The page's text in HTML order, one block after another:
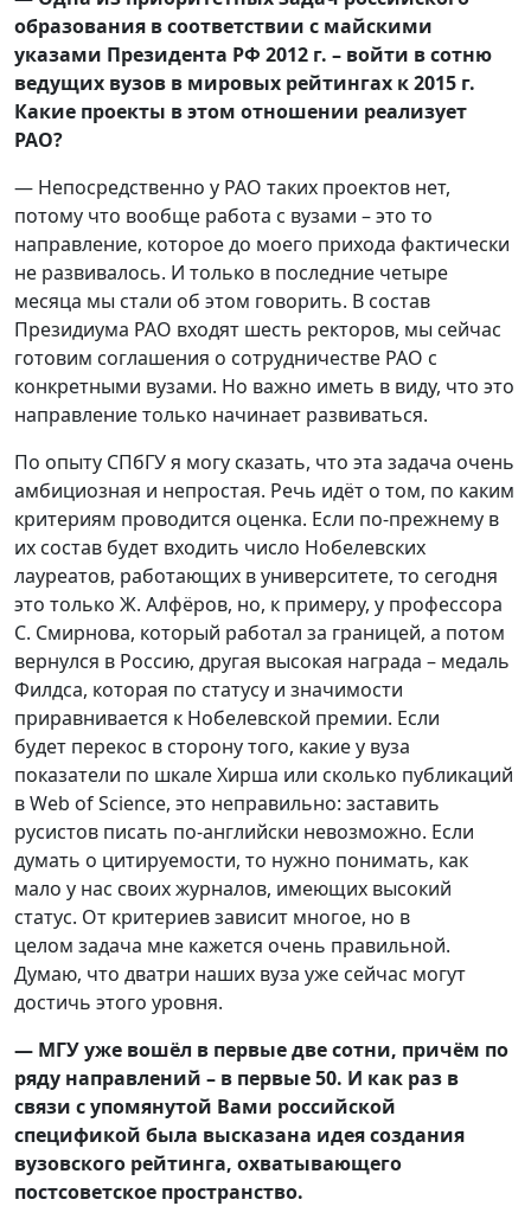
образования в соответствии с майскими
указами Президента РФ 2012 г. – войти в сотню
ведущих вузов в мировых рейтингах к 2015 г.
Какие проекты в этом отношении реализует
РАО?
— Непосредственно у РАО таких проектов нет,
потому что вообще работа с вузами – это то
направление, которое до моего прихода фактически
не развивалось. И только в последние четыре
месяца мы стали об этом говорить. В состав
Президиума РАО входят шесть ректоров, мы сейчас
готовим соглашения о сотрудничестве РАО с
конкретными вузами. Но важно иметь в виду, что это
направление только начинает развиваться.
По опыту СПбГУ я могу сказать, что эта задача очень
амбициозная и непростая. Речь идёт о том, по каким
критериям проводится оценка. Если по-прежнему в
их состав будет входить число Нобелевских
лауреатов, работающих в университете, то сегодня
это только Ж. Алфёров, но, к примеру, у профессора
С. Смирнова, который работал за границей, а потом
вернулся в Россию, другая высокая награда – медаль
Филдса, которая по статусу и значимости
приравнивается к Нобелевской премии. Если
будет перекос в сторону того, какие у вуза
показатели по шкале Хирша или сколько публикаций
в Web of Science, это неправильно: заставить
русистов писать по-английски невозможно. Если
думать о цитируемости, то нужно понимать, как
мало у нас своих журналов, имеющих высокий
статус. От критериев зависит многое, но в
целом задача мне кажется очень правильной.
Думаю, что дватри наших вуза уже сейчас могут
достичь этого уровня.
— МГУ уже вошёл в первые две сотни, причём по
ряду направлений – в первые 50. И как раз в
связи с упомянутой Вами российской
спецификой была высказана идея создания
вузовского рейтинга, охватывающего
постсоветское пространство.